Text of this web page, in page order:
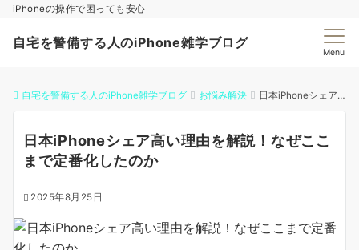
iPhoneの操作で困っても安心
自宅を警備する人のiPhone雑学ブログ
Menu
自宅を警備する人のiPhone雑学ブログ お悩み解決 日本iPhoneシェア高い理由を解説！なぜここまで定番化したのか
日本iPhoneシェア高い理由を解説！なぜここ
まで定番化したのか
2025年8月25日